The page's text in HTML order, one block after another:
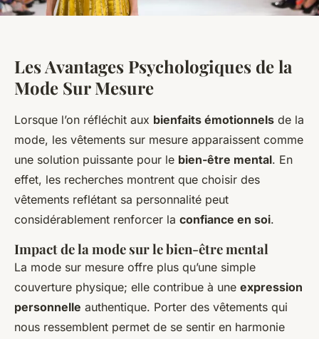
Les Avantages Psychologiques de la
Mode Sur Mesure
Lorsque l’on réfléchit aux bienfaits émotionnels de la
mode, les vêtements sur mesure apparaissent comme
une solution puissante pour le bien-être mental. En
effet, les recherches montrent que choisir des
vêtements reflétant sa personnalité peut
considérablement renforcer la confiance en soi.
Impact de la mode sur le bien-être mental
La mode sur mesure offre plus qu’une simple
couverture physique; elle contribue à une expression
personnelle authentique. Porter des vêtements qui
nous ressemblent permet de se sentir en harmonie